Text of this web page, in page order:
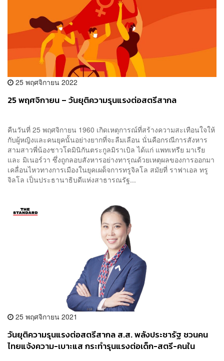
25 พฤศจิกายน 2022
25 พฤศจิกายน – วันยุติความรุนแรงต่อสตรีสากล
คืนวันที่ 25 พฤศจิกายน 1960 เกิดเหตุการณ์ที่สร้างความสะเทือนใจให้
กับผู้หญิงและคนยุคนั้นอย่างยากที่จะลืมเลือน นั่นคือกรณีการสังหาร
สามสาวพี่น้องชาวโดมินิกันตระกูลมิราเบิล ได้แก่ แพทเทรีย มาเรีย
และ มิเนอร์วา ซึ่งถูกลอบสังหารอย่างทารุณด้วยเหตุผลของการออกมา
เคลื่อนไหวทางการเมืองในยุคเผด็จการทรูจิลโล สมัยที่ ราฟาเอล ทรู
จิลโล เป็นประธานาธิบดีแห่งสาธารณรัฐ...
25 พฤศจิกายน 2021
วันยุติความรุนแรงต่อสตรีสากล ส.ส. พลังประชารัฐ ชวนคน
ไทยแจ้งความ-เบาะแส กระทำรุนแรงต่อเด็ก-สตรี-คนใน